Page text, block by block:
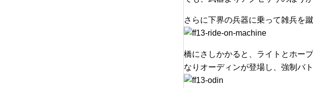
さらに下界の兵器に乗って雑兵を
橋にさしかかると、ライトとホー
なりオーディンが登場し、強制バト